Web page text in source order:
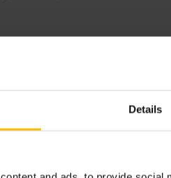
Details
Kies een plekje aan de bar
met een wandeling door het